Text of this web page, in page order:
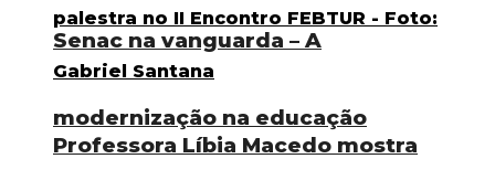
Professora Líbia Macedo mostra
Senac na vanguarda – A
modernização na educação